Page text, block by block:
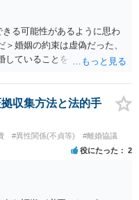
る可能性があるように思わ
婚姻の約束は虚偽だった、
していることを知って行為に
は高額にならないように思
してみてください。
収集方法と法的手
#異性関係(不貞等) #離婚協議
役にたった 2